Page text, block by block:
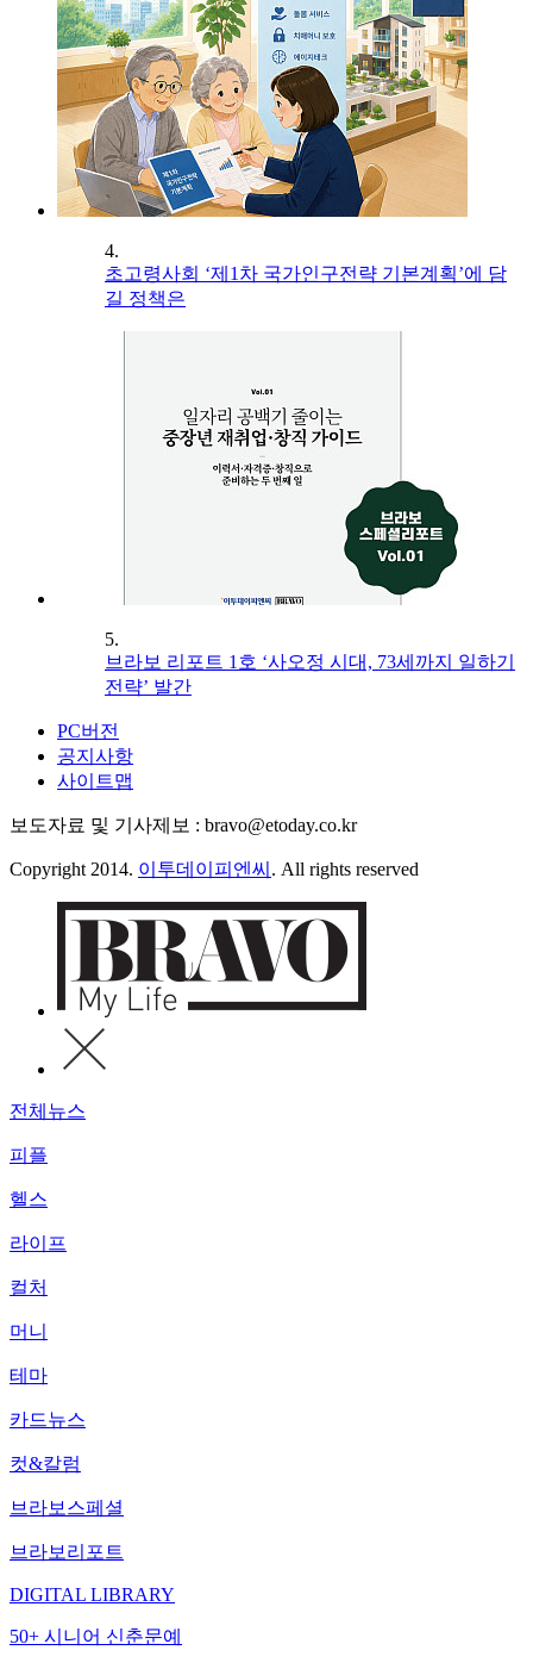
4.
초고령사회 ‘제1차 국가인구전략 기본계획’에 담
길 정책은
5.
브라보 리포트 1호 ‘사오정 시대, 73세까지 일하기
전략’ 발간
PC버전
공지사항
사이트맵
보도자료 및 기사제보 : bravo@etoday.co.kr
Copyright 2014. 이투데이피엔씨 . All rights reserved
전체뉴스
피플
헬스
라이프
컬처
머니
테마
카드뉴스
컷&칼럼
브라보스페셜
브라보리포트
DIGITAL LIBRARY
50+ 시니어 신춘문예